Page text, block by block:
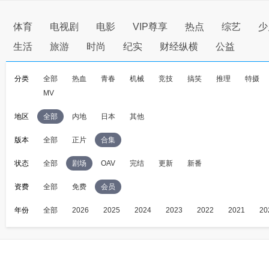
体育 电视剧 电影 VIP尊享 热点 综艺
生活
旅游 时尚 纪实 财经纵横 公益
分类 全部 热血 青春 机械 竞技 搞笑 推理
特摄
MV
地区 全部 内地 日本 其他
版本 全部 正片 合集
状态 全部 剧场 OAV 完结 更新 新番
资费 全部 免费 会员
年份 全部 2026 2025 2024 2023 2022 2021